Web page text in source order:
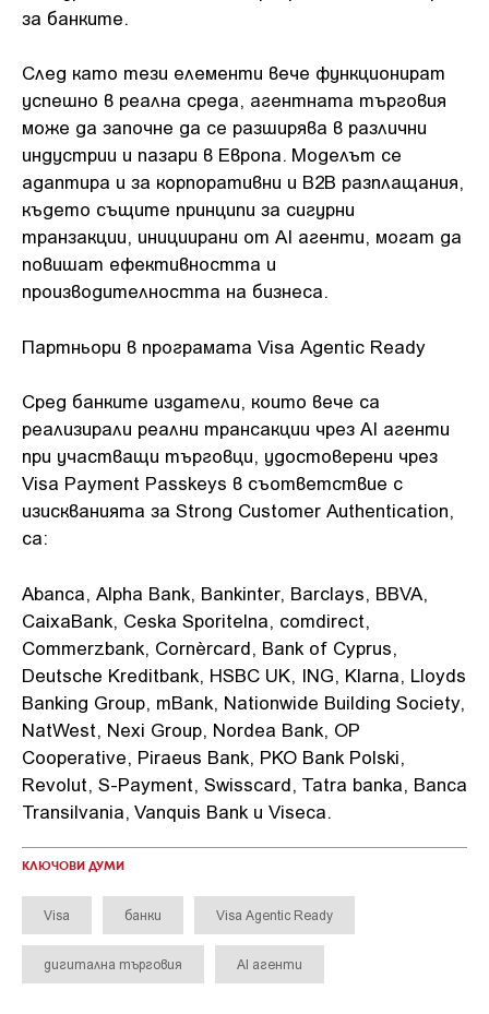
за банките.
След като тези елементи вече функционират
успешно в реална среда, агентната търговия
може да започне да се разширява в различни
индустрии и пазари в Европа. Моделът се
адаптира и за корпоративни и B2B разплащания,
където същите принципи за сигурни
транзакции, инициирани от AI агенти, могат да
повишат ефективността и
производителността на бизнеса.
Партньори в програмата Visa Agentic Ready
Сред банките издатели, които вече са
реализирали реални трансакции чрез AI агенти
при участващи търговци, удостоверени чрез
Visa Payment Passkeys в съответствие с
изискванията за Strong Customer Authentication,
са:
Abanca, Alpha Bank, Bankinter, Barclays, BBVA,
CaixaBank, Ceska Sporitelna, comdirect,
Commerzbank, Cornèrcard, Bank of Cyprus,
Deutsche Kreditbank, HSBC UK, ING, Klarna, Lloyds
Banking Group, mBank, Nationwide Building Society,
NatWest, Nexi Group, Nordea Bank, OP
Cooperative, Piraeus Bank, PKO Bank Polski,
Revolut, S-Payment, Swisscard, Tatra banka, Banca
Transilvania, Vanquis Bank и Viseca.
КЛЮЧОВИ ДУМИ
Visa банки Visa Agentic Ready
дигитална търговия AI агенти